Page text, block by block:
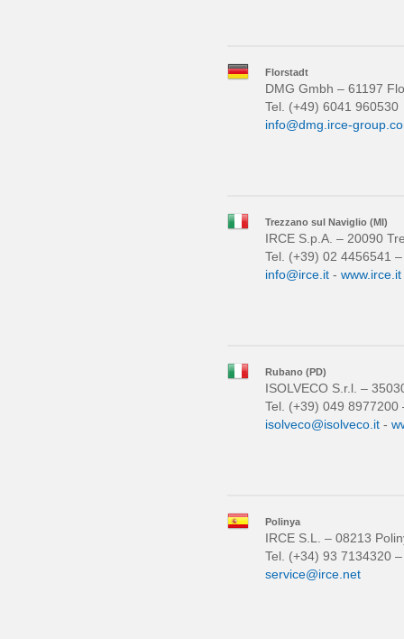
Florstadt
DMG Gmbh – 61197
Tel. (+49) 6041 960530
info@dmg.irce-
Trezzano sul Naviglio (MI)
IRCE S.p.A. – 20090
Tel. (+39) 02 4456541
info@irce.it - www.irce.it
Rubano (PD)
ISOLVECO S.r.l. –
Tel. (+39) 049
isolveco@isolveco.it -
Polinya
IRCE S.L. – 08213
Tel. (+34) 93 7134320
service@irce.net